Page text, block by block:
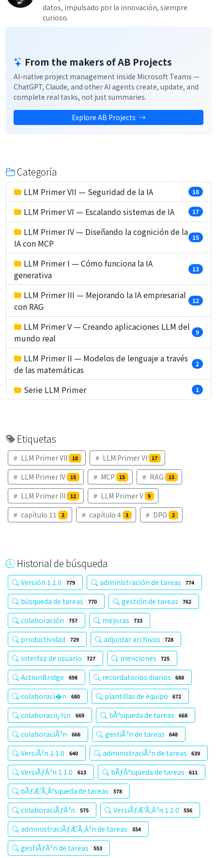
datos, impulsado por la innovación, siempre
curioso.
From the makers of AB Projects
AI-native project management inside Microsoft Teams —
ChatGPT, Claude, and other AI agents create, update, and
complete real tasks, not just summaries.
Explore AB Projects
Categoría
LLM Primer VII — Seguridad de la IA 18
LLM Primer VI — Escalando sistemas de IA 17
LLM Primer IV — Diseñando la cognición de la
IA con MCP
15
LLM Primer I — Cómo funciona la IA
generativa
13
LLM Primer III — Mejorando la IA empresarial
con RAG
12
LLM Primer V — Creando aplicaciones LLM del
mundo real
9
LLM Primer II — Modelos de lenguaje a través
de las matemáticas
2
Serie LLM Primer 1
Etiquetas
LLM Primer VII 18 LLM Primer VI 17
LLM Primer IV 15 MCP 15 RAG 15
LLM Primer III 12 LLM Primer V 9
capítulo 11 3 capítulo 4 3 DPO 2
Historial de búsqueda
Versión 1.1.0 779 administración de tareas 774
búsqueda de tareas 770 gestión de tareas 762
colaboración 757 mejoras 733
productividad 729 adjuntar archivos 728
interfaz de usuario 727 menciones 725
ActionBridge 698 recordatorios diarios 688
colaboraci�n 680 plantillas de equipo 672
colaboraciï¿½n 669 bÃºsqueda de tareas 668
colaboraciÃ³n 666 gestiÃ³n de tareas 648
VersiÃ³n 1.1.0 640 administraciÃ³n de tareas 639
VersiÃƒÂ³n 1.1.0 613 bÃƒÂºsqueda de tareas 611
bÃƒÆ’Ã‚Âºsqueda de tareas 578
colaboraciÃƒÂ³n 575 VersiÃƒÆ’Ã‚Â³n 1.1.0 556
administraciÃƒÆ’Ã‚Â³n de tareas 554
gestiÃƒÂ³n de tareas 553